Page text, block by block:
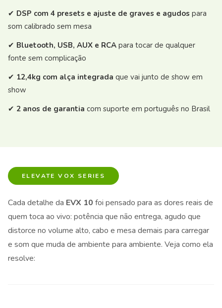
✔ DSP com 4 presets e ajuste de graves e agudos para
som calibrado sem mesa
✔ Bluetooth, USB, AUX e RCA para tocar de qualquer
fonte sem complicação
✔ 12,4kg com alça integrada que vai junto de show em
show
✔ 2 anos de garantia com suporte em português no Brasil
ELEVATE VOX SERIES
Cada detalhe da EVX 10 foi pensado para as dores reais de
quem toca ao vivo: potência que não entrega, agudo que
distorce no volume alto, cabo e mesa demais para carregar
e som que muda de ambiente para ambiente. Veja como ela
resolve: